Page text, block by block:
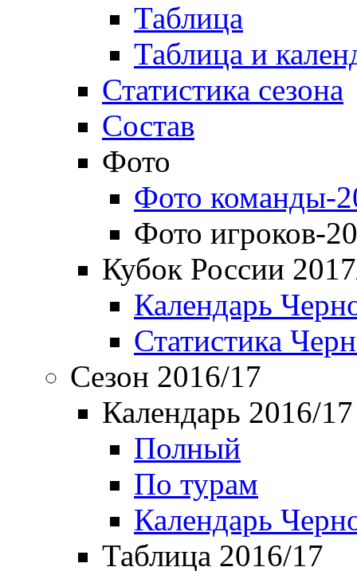
Таблица
Таблица и
Статистика сезона
Состав
Фото
Фото команды-
Фото игроков-
Кубок России
Календарь
Статистика
Сезон 2016/17
Календарь 2016/17
Полный
По турам
Календарь
Таблица 2016/17